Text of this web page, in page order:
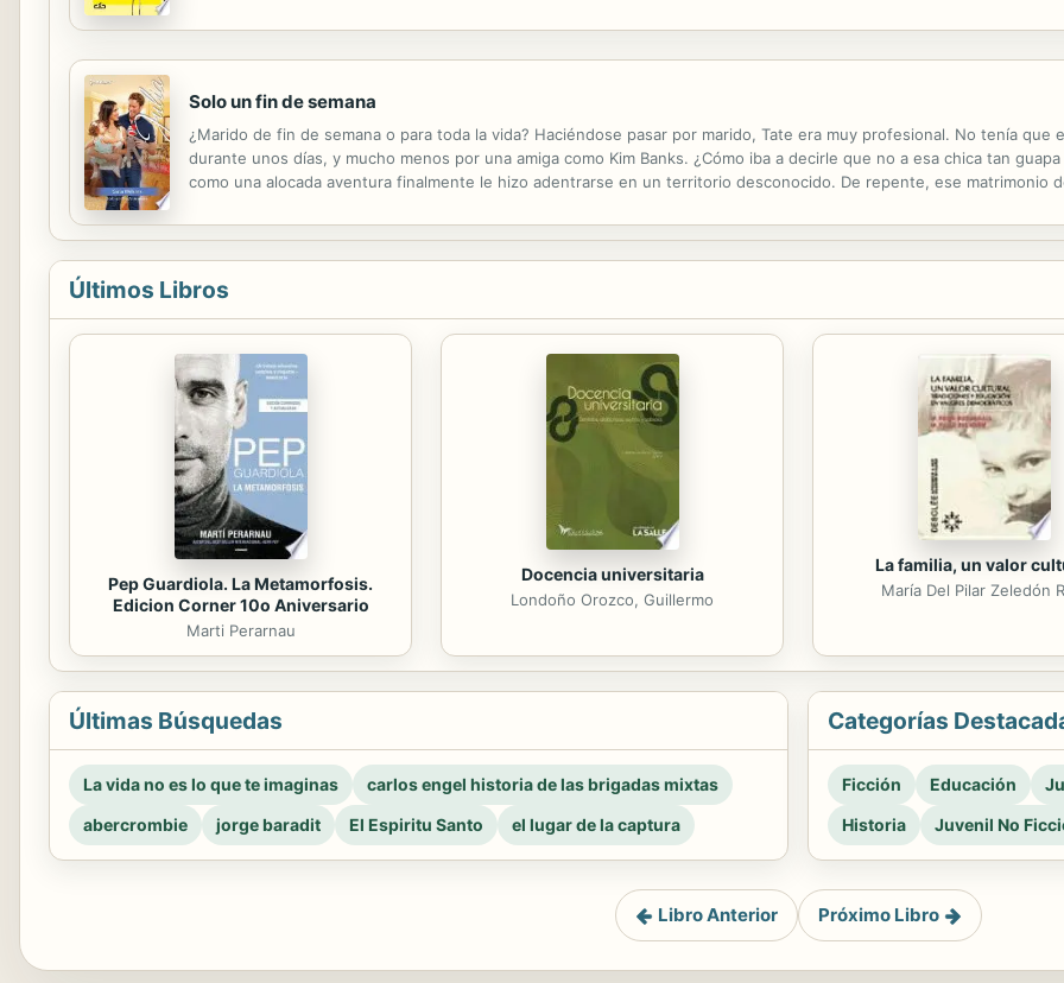
Solo un fin de semana
¿Marido de fin de semana o para toda la vida? Haciéndose pasar por marido, Tate era muy profesional. No tenía que
durante unos días, y mucho menos por una amiga como Kim Banks. ¿Cómo iba a decirle que no a esa chica tan
como una alocada aventura finalmente le hizo adentrarse en un territorio desconocido. De repente, ese matrimonio
Últimos Libros
Pep Guardiola. La Metamorfosis.
Edicion Corner 10o Aniversario
Marti Perarnau
Docencia universitaria
Londoño Orozco, Guillermo
La familia, un valor
María Del Pilar Zeledón
Últimas Búsquedas
La vida no es lo que te imaginas
carlos engel historia de las brigadas mixtas
abercrombie
jorge baradit El Espiritu Santo el lugar de la captura
Categorías
Ficción Educación
Historia
Juvenil No
Libro Anterior Próximo Libro